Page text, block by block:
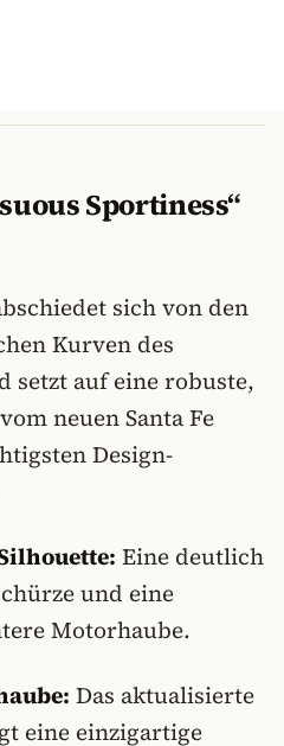
Sportiness“
sich von den
Kurven des
setzt auf eine robuste,
neuen Santa Fe
Design-
Eine deutlich
und eine
Motorhaube.
Das aktualisierte
eine einzigartige